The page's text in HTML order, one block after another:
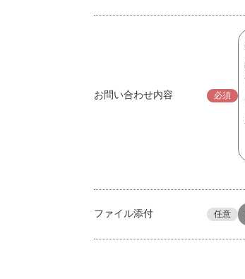
お問い合わせ内容 必須
ファイル添付 任意